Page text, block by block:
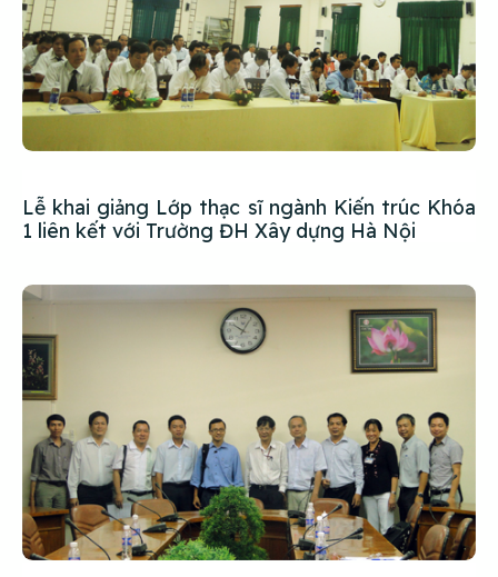
Lễ khai giảng Lớp thạc sĩ ngành Kiến trúc Khóa
1 liên kết với Trường ĐH Xây dựng Hà Nội